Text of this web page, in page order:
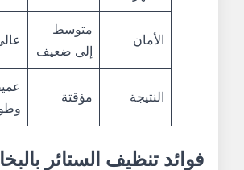
الأمان
متوسط
إلى ضعيف
النتيجة مؤقتة
فوائد تنظيف الستائر